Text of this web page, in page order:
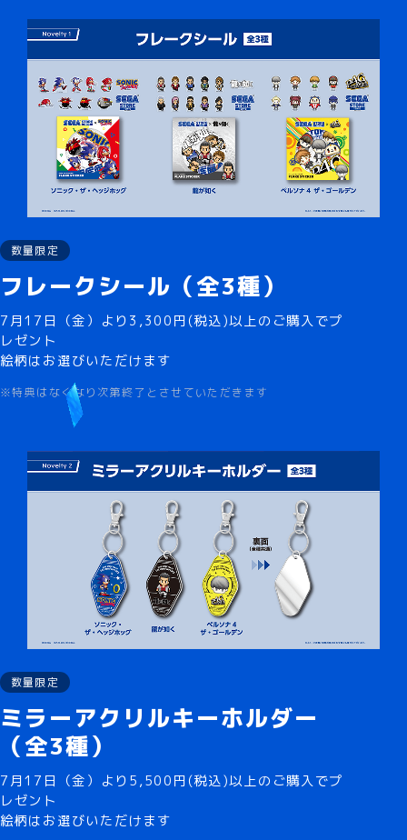
数量限定
フレークシール（全3種）
7月17日（金）より3,300円(税込)以上のご購入でプ
レゼント
絵柄はお選びいただけます
※特典はなくなり次第終了とさせていただきます
数量限定
ミラーアクリルキーホルダー
（全3種）
7月17日（金）より5,500円(税込)以上のご購入でプ
レゼント
絵柄はお選びいただけます